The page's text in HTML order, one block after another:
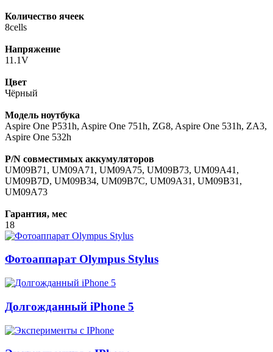
Количество ячеек
8cells
Напряжение
11.1V
Цвет
Чёрный
Модель ноутбука
Aspire One P531h, Aspire One 751h, ZG8, Aspire One 531h, ZA3,
Aspire One 532h
P/N совместимых аккумуляторов
UM09B71, UM09A71, UM09A75, UM09B73, UM09A41,
UM09B7D, UM09B34, UM09B7C, UM09A31, UM09B31,
UM09A73
Гарантия, мес
18
Фотоаппарат Olympus Stylus
Долгожданный iPhone 5